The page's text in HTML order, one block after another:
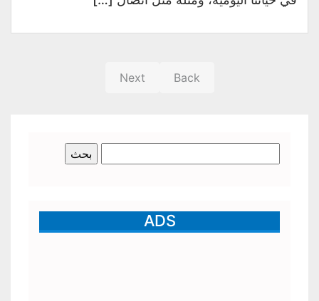
Back
Next
عن:
ADS